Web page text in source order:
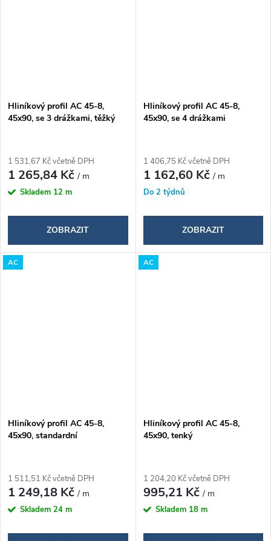
Hliníkový profil AC 45-8,
45x90, se 3 drážkami, těžký
1 531,67 Kč včetně DPH
1 265,84 Kč/ m
Skladem 12 m
ZOBRAZIT
Hliníkový profil AC 45-8,
45x90, se 4 drážkami
1 406,75 Kč včetně DPH
1 162,60 Kč/ m
Do 2 týdnů
ZOBRAZIT
AC
Hliníkový profil AC 45-8,
45x90, standardní
1 511,51 Kč včetně DPH
1 249,18 Kč/ m
Skladem 24 m
AC
Hliníkový profil AC 45-8,
45x90, tenký
1 204,20 Kč včetně DPH
995,21 Kč/ m
Skladem 18 m